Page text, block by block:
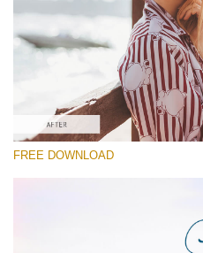
Matte Complete
(130 Lr Presets)
Must-Have Collection
FREE DOWNLOAD